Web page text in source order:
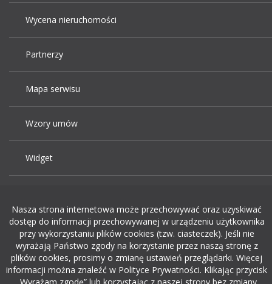
Wycena nieruchomości
Partnerzy
Mapa serwisu
Wzory umów
Widget
Dodaj ogłoszenie o pracę
rekrutacja w it
Nasza strona internetowa może przechowywać oraz uzyskiwać
dostęp do informacji przechowywanej w urządzeniu użytkownika
przy wykorzystaniu plików cookies (tzw. ciasteczek). Jeśli nie
wyrażają Państwo zgody na korzystanie przez naszą stronę z
plików cookies, prosimy o zmianę ustawień przeglądarki. Więcej
informacji można znaleźć w Polityce Prywatności. Klikając przycisk